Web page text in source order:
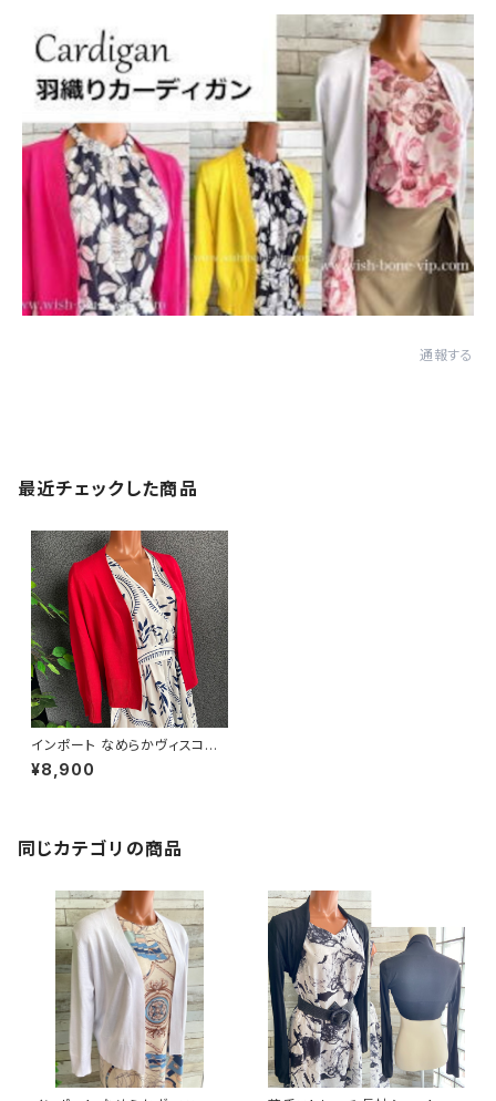
通報する
最近チェックした商品
インポート なめらかヴィスコー
ス混 羽織りもの 八分袖・長袖カ
ーディガン/レッド
¥8,900
同じカテゴリの商品